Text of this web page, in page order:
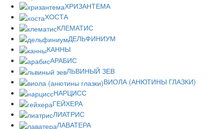
ХРИЗАНТЕМА
ХОСТА
КЛЕМАТИС
ДЕЛЬФИНИУМ
КАННЫ
АРАБИС
ЛЬВИНЫЙ ЗЕВ
ВИОЛА (АНЮТИНЫ ГЛАЗКИ)
НАРЦИСС
ГЕЙХЕРА
ЛИАТРИС
ЛАВАТЕРА